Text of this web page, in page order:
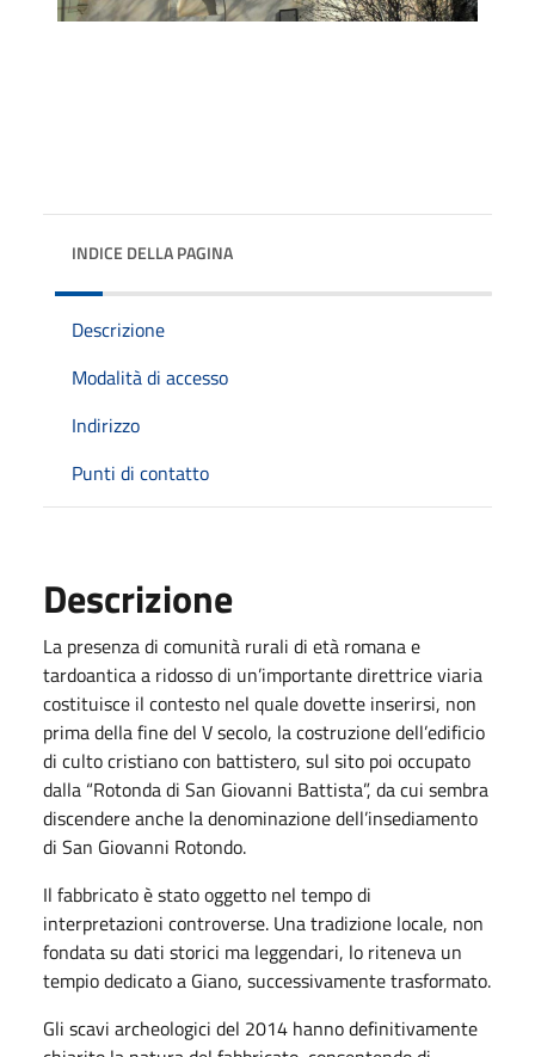
INDICE DELLA PAGINA
Descrizione
Modalità di accesso
Indirizzo
Punti di contatto
Descrizione
La presenza di comunità rurali di età romana e
tardoantica a ridosso di un’importante direttrice viaria
costituisce il contesto nel quale dovette inserirsi, non
prima della fine del V secolo, la costruzione dell’edificio
di culto cristiano con battistero, sul sito poi occupato
dalla “Rotonda di San Giovanni Battista”, da cui sembra
discendere anche la denominazione dell’insediamento
di San Giovanni Rotondo.
Il fabbricato è stato oggetto nel tempo di
interpretazioni controverse. Una tradizione locale, non
fondata su dati storici ma leggendari, lo riteneva un
tempio dedicato a Giano, successivamente trasformato.
Gli scavi archeologici del 2014 hanno definitivamente